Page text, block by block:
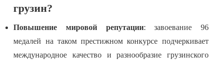
грузин?
Повышение мировой репутации: завоевание 96
медалей на таком престижном конкурсе подчеркивает
международное качество и разнообразие грузинского